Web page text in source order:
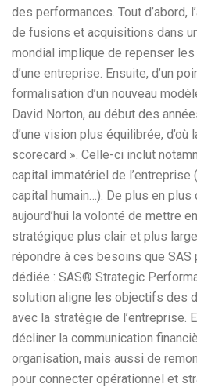
des performances. Tout d’abord,
de fusions et acquisitions dans
mondial implique de repenser
d’une entreprise. Ensuite, d’un
formalisation d’un nouveau
David Norton, au début des
d’une vision plus équilibrée, d’où
scorecard ». Celle-ci inclut
capital immatériel de l’entreprise
capital humain…). De plus en plus
aujourd’hui la volonté de mettre
stratégique plus clair et plus
répondre à ces besoins que SAS
dédiée : SAS® Strategic
solution aligne les objectifs des
avec la stratégie de l’entreprise.
décliner la communication
organisation, mais aussi de
pour connecter opérationnel et